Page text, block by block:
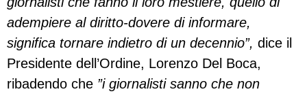
adempiere al diritto-dovere di informare,
significa tornare indietro di un decennio”, dice il
Presidente dell’Ordine, Lorenzo Del Boca,
ribadendo che ”i giornalisti sanno che non